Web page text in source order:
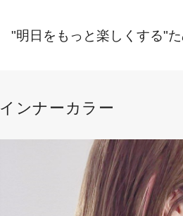
"明日をもっと楽しくする"
インナーカラー